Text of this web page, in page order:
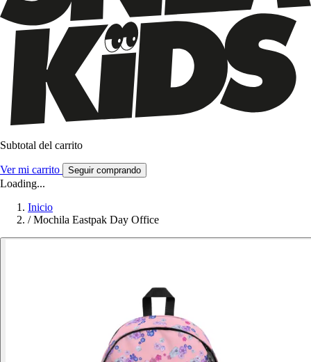
Subtotal del carrito
Ver mi carrito Seguir comprando
Loading...
Inicio
/ Mochila Eastpak Day Office